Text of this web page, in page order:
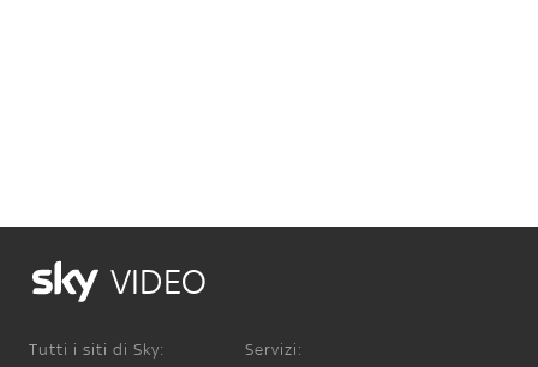
VIDEO
Tutti i siti di Sky: Servizi: